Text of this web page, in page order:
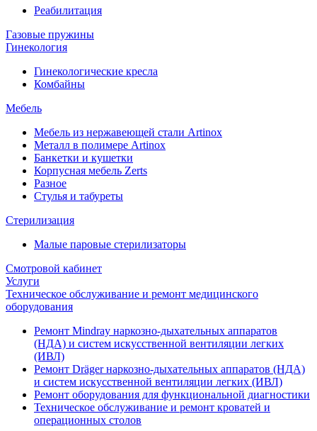
Реабилитация
Газовые пружины
Гинекология
Гинекологические кресла
Комбайны
Мебель
Мебель из нержавеющей стали Artinox
Металл в полимере Artinox
Банкетки и кушетки
Корпусная мебель Zerts
Разное
Стулья и табуреты
Стерилизация
Малые паровые стерилизаторы
Смотровой кабинет
Услуги
Техническое обслуживание и ремонт медицинского
оборудования
Ремонт Mindray наркозно-дыхательных аппаратов
(НДА) и систем искусственной вентиляции легких
(ИВЛ)
Ремонт Dräger наркозно-дыхательных аппаратов (НДА)
и систем искусственной вентиляции легких (ИВЛ)
Ремонт оборудования для функциональной диагностики
Техническое обслуживание и ремонт кроватей и
операционных столов